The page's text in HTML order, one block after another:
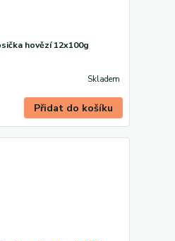
hovězí 12x100g
Skladem
Přidat do košíku